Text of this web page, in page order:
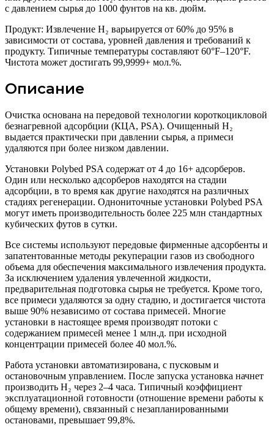
с давлением сырья до 1000 фунтов на кв. дюйм.
Продукт: Извлечение H₂ варьируется от 60% до 95% в
зависимости от состава, уровней давления и требований к
продукту. Типичные температуры составляют 60°F–120°F.
Чистота может достигать 99,9999+ мол.%.
Описание
Очистка основана на передовой технологии короткоцикловой
безнагревной адсорбции (КЦА, PSA). Очищенный H₂
выдается практически при давлении сырья, а примеси
удаляются при более низком давлении.
Установки Polybed PSA содержат от 4 до 16+ адсорберов.
Один или несколько адсорберов находятся на стадии
адсорбции, в то время как другие находятся на различных
стадиях регенерации. Однониточные установки Polybed PSA
могут иметь производительность более 225 млн стандартных
кубических футов в сутки.
Все системы используют передовые фирменные адсорбенты и
запатентованные методы рекуперации газов из свободного
объема для обеспечения максимального извлечения продукта.
За исключением удаления увлеченной жидкости,
предварительная подготовка сырья не требуется. Кроме того,
все примеси удаляются за одну стадию, и достигается чистота
выше 90% независимо от состава примесей. Многие
установки в настоящее время производят потоки с
содержанием примесей менее 1 млн.д. при исходной
концентрации примесей более 40 мол.%.
Работа установки автоматизирована, с пусковым и
остановочным управлением. После запуска установка начнет
производить H₂ через 2–4 часа. Типичный коэффициент
эксплуатационной готовности (отношение времени работы к
общему времени), связанный с незапланированными
остановами, превышает 99,8%.